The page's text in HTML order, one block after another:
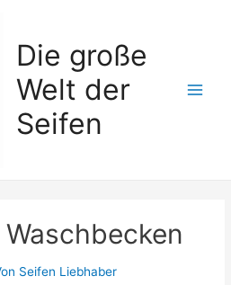
Die große
Welt der
Seifen
Seifen Liebhaber